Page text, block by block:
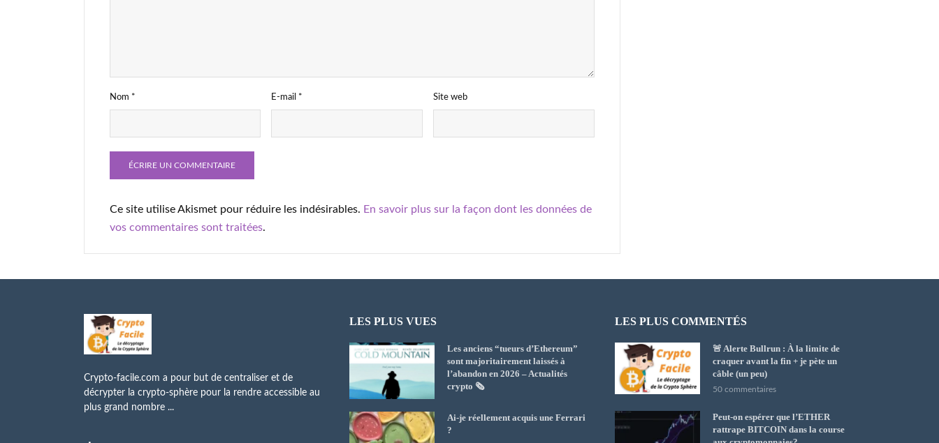
Nom * E-mail * Site web
Ce site utilise Akismet pour réduire les indésirables. En savoir plus sur la façon dont les données de
vos commentaires sont traitées.
Crypto-facile.com a pour but de centraliser et de
décrypter la crypto-sphère pour la rendre accessible au
plus grand nombre ...
LES PLUS VUES
Les anciens “tueurs d’Ethereum”
sont majoritairement laissés à
l’abandon en 2026 – Actualités
crypto 🗞️
Ai-je réellement acquis une Ferrari
?
LES PLUS COMMENTÉS
🚨 Alerte Bullrun : À la limite de
craquer avant la fin + je pète un
câble (un peu)
50 commentaires
Peut-on espérer que l’ETHER
rattrape BITCOIN dans la course